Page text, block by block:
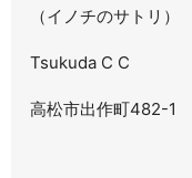
（イノチのサトリ）
Tsukuda C C
高松市出作町482-1